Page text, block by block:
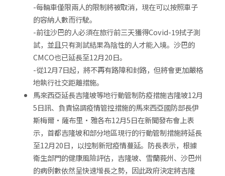
-每輛車僅限兩人的限制將被取消，現在可以按照車子
的容納人數而行駛。
-前往沙巴的人必須在旅行前三天獲得Covid-19拭子測
試，並且只有測試結果為陰性的人才能入境。沙巴的
CMCO也已延長至12月20日。
-從12月7日起，將不再有路障和封路，但將會更加嚴格
地執行社交距離措施。
馬來西亞延長吉隆坡等地行動管制防疫措施吉隆坡12月
5日訊、負責協調疫情管控措施的馬來西亞國防部長伊
斯梅爾·薩布里·雅各布12月5日在新聞發布會上表
示，首都吉隆坡和部分地區現行的行動管制措施將延長
至12月20日，以控制新冠疫情蔓延。防長表示，根據
衛生部門的健康風險評估，吉隆坡、雪蘭莪州、沙巴州
的病例數依然呈快速增長之勢，因此政府決定將吉隆